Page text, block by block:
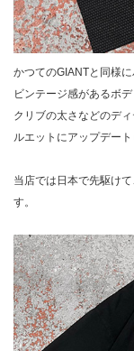
かつてのGIANTと同様
ビンテージ感があるボ
クリブの太さなどのデ
ルエットにアップデー
当店では日本で先駆け
す。